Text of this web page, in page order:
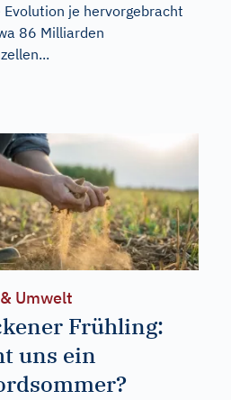
Evolution je hervorgebracht
86 Milliarden
Umwelt
Frühling:
uns ein